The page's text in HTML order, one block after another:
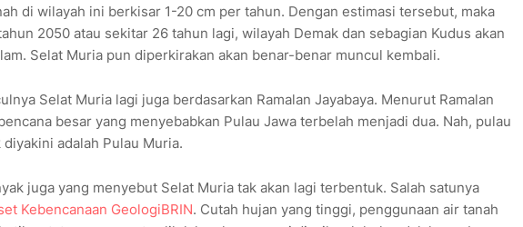
di wilayah ini berkisar 1-20 cm per tahun. Dengan estimasi tersebut, maka
2050 atau sekitar 26 tahun lagi, wilayah Demak dan sebagian Kudus akan
Selat Muria pun diperkirakan akan benar-benar muncul kembali.
Selat Muria lagi juga berdasarkan Ramalan Jayabaya. Menurut Ramalan
besar yang menyebabkan Pulau Jawa terbelah menjadi dua. Nah, pulau
adalah Pulau Muria.
juga yang menyebut Selat Muria tak akan lagi terbentuk. Salah satunya
Kebencanaan GeologiBRIN. Cutah hujan yang tinggi, penggunaan air tanah